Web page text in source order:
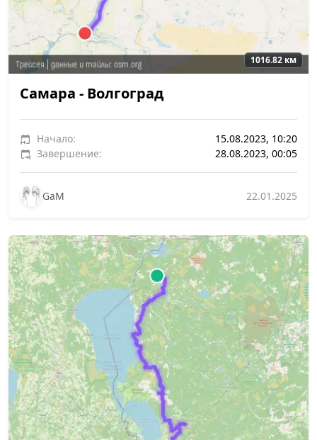
1016.82 км
Самара - Волгоград
Начало:
15.08.2023, 10:20
Завершение:
28.08.2023, 00:05
GaM 22.01.2025